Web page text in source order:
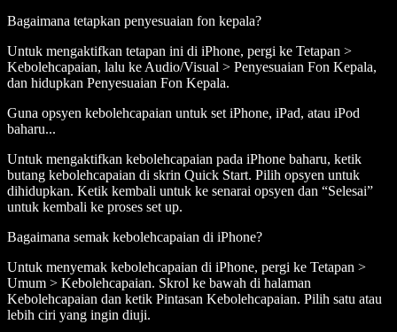
Bagaimana tetapkan penyesuaian fon kepala?
Untuk mengaktifkan tetapan ini di iPhone, pergi ke Tetapan >
Kebolehcapaian, lalu ke Audio/Visual > Penyesuaian Fon Kepala,
dan hidupkan Penyesuaian Fon Kepala.
Guna opsyen kebolehcapaian untuk set iPhone, iPad, atau iPod
baharu...
Untuk mengaktifkan kebolehcapaian pada iPhone baharu, ketik
butang kebolehcapaian di skrin Quick Start. Pilih opsyen untuk
dihidupkan. Ketik kembali untuk ke senarai opsyen dan “Selesai”
untuk kembali ke proses set up.
Bagaimana semak kebolehcapaian di iPhone?
Untuk menyemak kebolehcapaian di iPhone, pergi ke Tetapan >
Umum > Kebolehcapaian. Skrol ke bawah di halaman
Kebolehcapaian dan ketik Pintasan Kebolehcapaian. Pilih satu atau
lebih ciri yang ingin diuji.